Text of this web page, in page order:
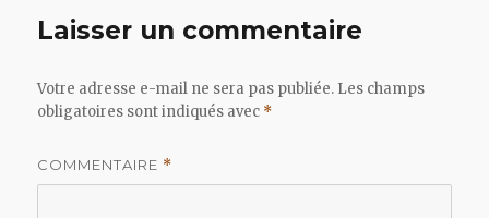
Laisser un commentaire
Votre adresse e-mail ne sera pas publiée. Les champs
obligatoires sont indiqués avec *
COMMENTAIRE *